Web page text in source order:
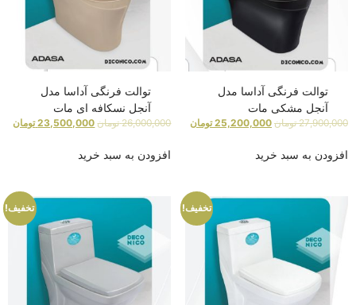
توالت فرنگی آداسا مدل
آنجل مشکی مات
27,900,000 تومان 25,200,000 تومان
افزودن به سبد خرید
توالت فرنگی آداسا مدل
آنجل نسکافه ای مات
26,000,000 تومان 23,500,000 تومان
افزودن به سبد خرید
تخفیف! تخفیف!